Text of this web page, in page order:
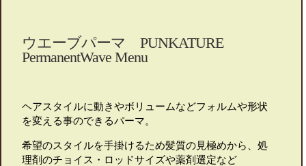
ウエーブパーマ PUNKATURE
PermanentWave Menu
ヘアスタイルに動きやボリュームなどフォルムや形状
を変える事のできるパーマ。
希望のスタイルを手掛けるため髪質の見極めから、処
理剤のチョイス・ロッドサイズや薬剤選定など